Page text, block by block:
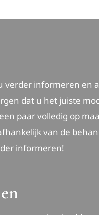
verder informeren en
dat u het juiste
paar volledig op
van de
informeren!